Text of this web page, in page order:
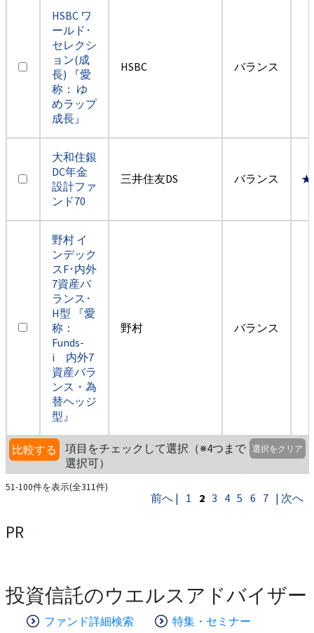
HSBC ワ
ールド･
セレクシ
ョン(成
長) 『愛
称： ゆ
めラップ
成長』
HSBC バランス
大和住銀
DC年金
設計ファ
ンド70
三井住友DS バランス
野村 イ
ンデック
スF･内外
7資産バ
ランス･
H型 『愛
称：
Funds-
i 内外7
資産バラ
ンス・為
替ヘッジ
型』
野村 バランス
比較する
項目をチェックして選択（※4つまで
選択可）
選択をクリア
51-100件を表示(全311件)
前へ | 1 2 3 4 5 6 7 | 次へ
PR
投資信託のウエルスアドバイザー
ファンド詳細検索
特集・セミナー